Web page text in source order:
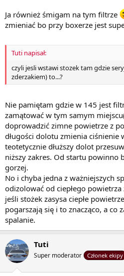
Ja również śmigam na tym filtrze
zmieniać bo przy boxerze jest
Tuti napisał:
czyli jesli wstawi stozek tam gdzie
zderzakiem) to...?
Nie pamiętam gdzie w 145 jest
zamątować w tym samym
doprowadzić zimne powietrze z
długości dolotu zmienia ciśnienie
teotetycznie dłuższy dolot
niższy zakres. Od startu powinno
gorzej.
No i chyba jedna z ważniejszych
odizolować od ciepłego
jeśli stożek zasysa ciepłe
pogarszają się i to znacząco, a co
spalanie.
Tuti
Super moderator Członek ekipy